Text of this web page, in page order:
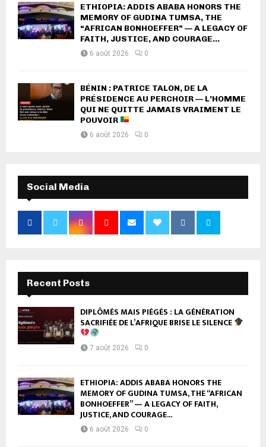
ETHIOPIA: ADDIS ABABA HONORS THE
MEMORY OF GUDINA TUMSA, THE
“AFRICAN BONHOEFFER” — A LEGACY OF
FAITH, JUSTICE, AND COURAGE...
6 août 2026 0
BÉNIN : PATRICE TALON, DE LA
PRÉSIDENCE AU PERCHOIR — L’HOMME
QUI NE QUITTE JAMAIS VRAIMENT LE
POUVOIR
6 août 2026 0
Social Media
Recent Posts
DIPLÔMÉS MAIS PIÉGÉS : LA GÉNÉRATION
SACRIFIÉE DE L’AFRIQUE BRISE LE SILENCE
7 août 2026 0
ETHIOPIA: ADDIS ABABA HONORS THE
MEMORY OF GUDINA TUMSA, THE “AFRICAN
BONHOEFFER” — A LEGACY OF FAITH,
JUSTICE, AND COURAGE...
6 août 2026 0